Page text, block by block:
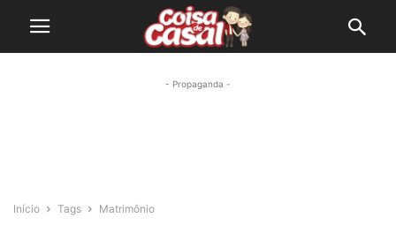
- Propaganda -
Início Tags Matrimônio